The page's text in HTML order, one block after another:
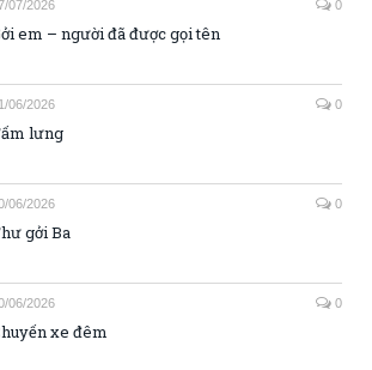
07/2026 0
em – người đã được gọi tên
06/2026 0
lưng
06/2026 0
gởi Ba
06/2026 0
xe đêm